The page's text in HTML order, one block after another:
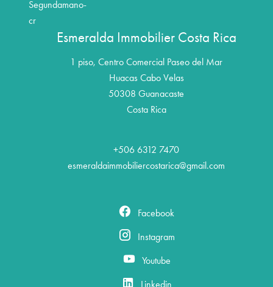
Segundamano-
cr
Esmeralda Immobilier Costa Rica
1 piso, Centro Comercial Paseo del Mar
Huacas Cabo Velas
50308 Guanacaste
Costa Rica
+506 6312 7470
esmeraldaimmobiliercostarica@gmail.com
Facebook
Instagram
Youtube
Linkedin